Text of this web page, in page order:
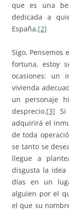
que es una
dedicada a
España.[2]
Sigo. Pensemos
fortuna, estoy
ocasiones: un
vivienda
un personaje
desprecio.[3]
adquirirá el
de toda
se tanto se
llegue a
disgusta la idea
días en un
alguien por el
el que su